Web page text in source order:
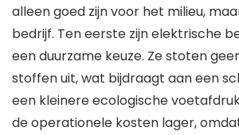
alleen goed zijn voor het milieu,
bedrijf. Ten eerste zijn elektrische
een duurzame keuze. Ze stoten
stoffen uit, wat bijdraagt aan een
een kleinere ecologische
de operationele kosten lager,